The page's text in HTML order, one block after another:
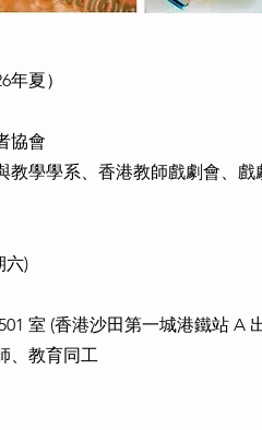
夏）
協會
教學學系、香港教師戲劇會、
六)
室 (香港沙田第一城港鐵站 A
、教育同工